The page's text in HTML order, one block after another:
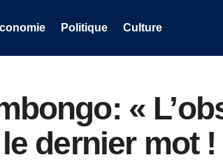
Politique Culture
«
dernier mot !